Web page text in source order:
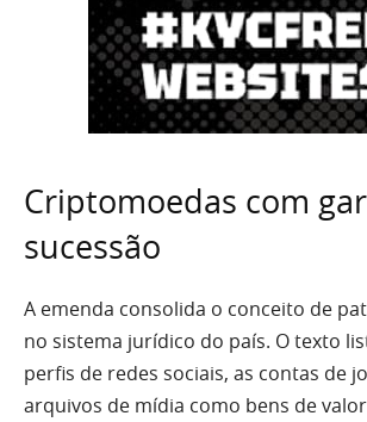
Criptomoedas com
sucessão
A emenda consolida o conceito de
no sistema jurídico do país. O texto
perfis de redes sociais, as contas de
arquivos de mídia como bens de